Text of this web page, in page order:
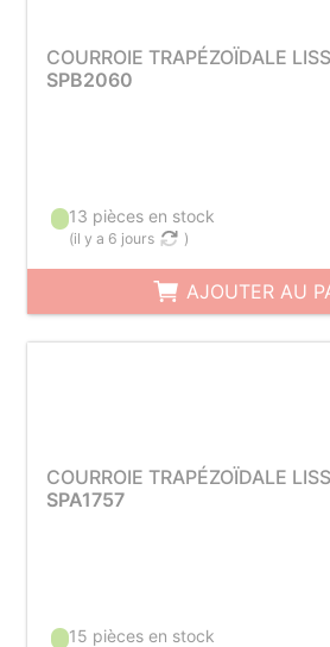
COURROIE TRAPÉZOÏDALE
SPB2060
13 pièces en stock
(il y a 6 jours )
AJOUTER AU
COURROIE TRAPÉZOÏDALE
SPA1757
15 pièces en stock